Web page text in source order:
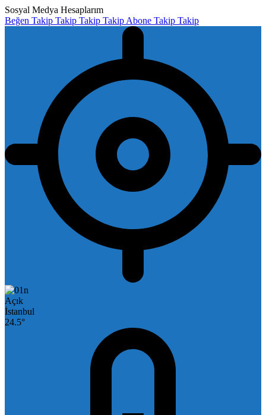
Sosyal Medya Hesaplarım
Beğen Takip Takip Takip Takip Abone Takip Takip
Açık
İstanbul
24.5°